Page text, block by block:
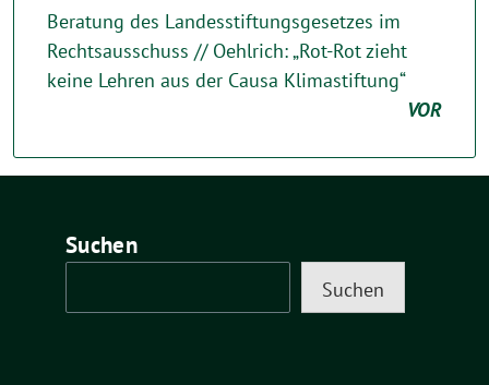
Beratung des Landesstiftungsgesetzes im
Rechtsausschuss // Oehlrich: „Rot-Rot zieht
keine Lehren aus der Causa Klimastiftung“
VOR
Suchen
Suchen